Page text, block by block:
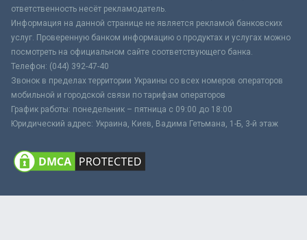
ответственность несёт рекламодатель.
Информация на данной странице не является рекламой банковских
услуг. Проверенную банком информацию о продуктах и услугах можно
посмотреть на официальном сайте соответствующего банка.
Телефон: (044) 392-47-40
Звонок в пределах территории Украины со всех номеров операторов
мобильной и городской связи по тарифам операторов
График работы: понедельник – пятница с 09:00 до 18:00
Юридический адрес: Украина, Киев, Вадима Гетьмана, 1-Б, 3-й этаж